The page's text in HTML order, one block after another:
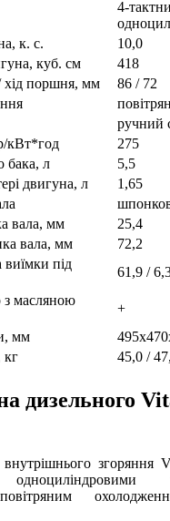
4-
к. с.
10,0
куб. см
418
хід поршня, мм
86 / 72
ручний
кВт*год
275
бака, л
5,5
двигуна, л
1,65
вала, мм
25,4
вала, мм
72,2
під
61,9 /
з масляною
+
мм
кг
45,0 /
дизельного
внутрішнього згоряння
одноциліндровими